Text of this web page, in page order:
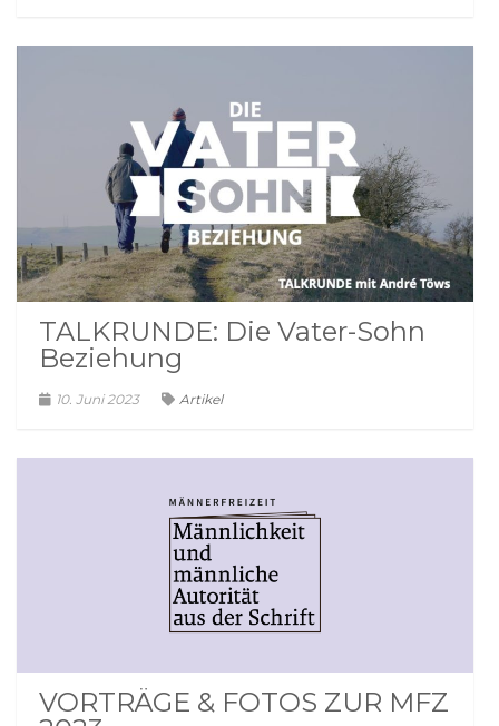
TALKRUNDE: Die Vater-Sohn
Beziehung
10. Juni 2023 Artikel
VORTRÄGE & FOTOS ZUR MFZ